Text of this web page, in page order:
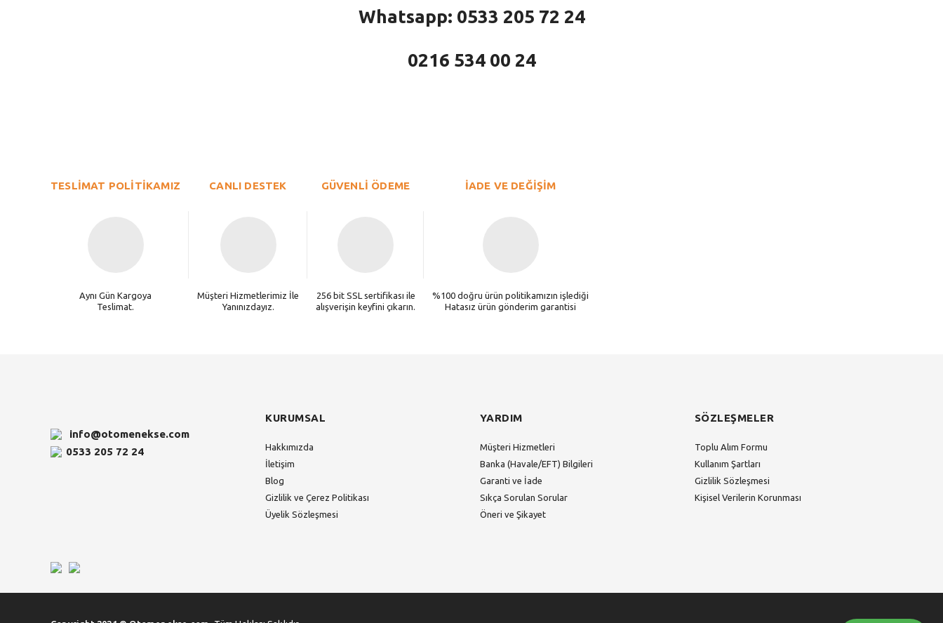
Whatsapp: 0533 205 72 24
0216 534 00 24
Ürün açıklamasında eksik bilgiler bulunuyor.
TESLİMAT POLİTİKAMIZ
Aynı Gün Kargoya
Teslimat.
CANLI DESTEK
Müşteri Hizmetlerimiz İle
Yanınızdayız.
GÜVENLİ ÖDEME
256 bit SSL sertifikası ile
alışverişin keyfini çıkarın.
İADE VE DEĞİŞİM
%100 doğru ürün politikamızın işlediği
Hatasız ürün gönderim garantisi
info@otomenekse.com
0533 205 72 24
KURUMSAL
Hakkımızda
İletişim
Blog
Gizlilik ve Çerez Politikası
Üyelik Sözleşmesi
YARDIM
Müşteri Hizmetleri
Banka (Havale/EFT) Bilgileri
Garanti ve İade
Sıkça Sorulan Sorular
Öneri ve Şikayet
SÖZLEŞMELER
Toplu Alım Formu
Kullanım Şartları
Gizlilik Sözleşmesi
Kişisel Verilerin Korunması